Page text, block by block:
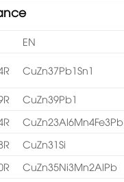
EN
CuZn37Pb1Sn1
CuZn39Pb1
CuZn23Al6Mn4Fe3Pb
CuZn31Si
CuZn35Ni3Mn2AlPb